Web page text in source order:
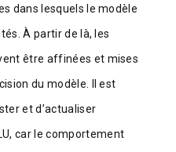
dans lesquels le modèle
À partir de là, les
être affinées et mises
du modèle. Il est
et d’actualiser
car le comportement